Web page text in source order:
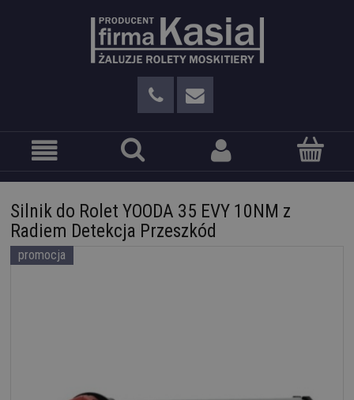
Silnik do Rolet YOODA 35 EVY 10NM z
Radiem Detekcja Przeszkód
promocja